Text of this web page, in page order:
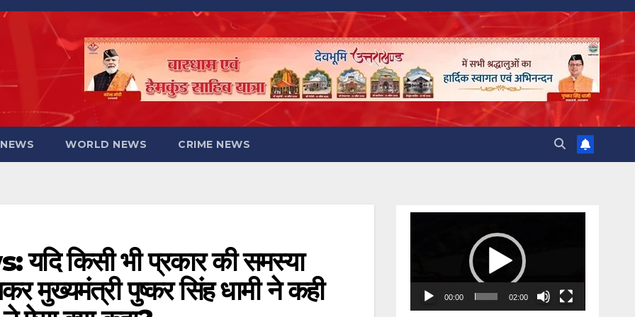
WORLD NEWS CRIME NEWS
किसी भी प्रकार की समस्या
मुख्यमंत्री पुष्कर सिंह धामी ने कही
00:00 02:00